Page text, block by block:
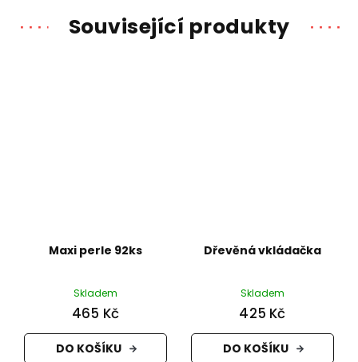
Související produkty
Maxi perle 92ks
Skladem
465 Kč
DO KOŠÍKU
Dřevěná vkládačka
Skladem
425 Kč
DO KOŠÍKU